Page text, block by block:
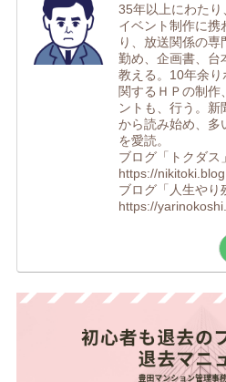
35年以上にわたり
イベント制作に携
り、放送関係の専
勤め、企画書、台
教える。10年余り
関するＨＰの制作
ントも、行う。新
から読み始め、多
を愛読。
ブログ「トクダス」
https://
ブログ「人生やり
https://